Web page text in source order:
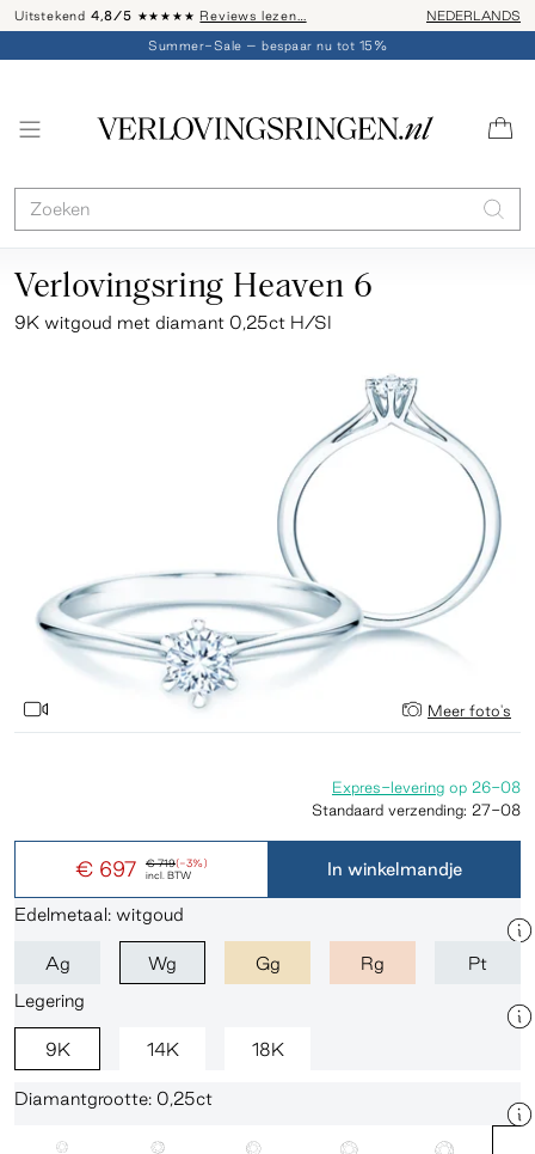
Uitstekend 4,8/5 ★★★★★ Reviews lezen… Advies: 020 -
NEDERLANDS
Summer-Sale – bespaar nu tot 15%
Verlovingsring Heaven 6
9K witgoud met diamant 0,25ct H/SI
Meer foto's
€ 719(-3%)
€ 697 incl. BTW
Expres-levering op 26-08
Standaard verzending: 27-08
In winkelmandje
Edelmetaal: witgoud
Ag Wg Gg Rg
Pt
Legering
9K 14K 18K
Diamantgrootte: 0,25ct